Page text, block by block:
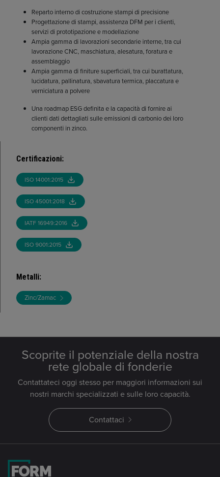
Reparto interno di costruzione stampi di precisione
Progettazione di stampi, assistenza DFM per i clienti,
servizi di prototipazione e modellazione
Ampia gamma di lavorazioni secondarie interne, tra cui
lavorazione CNC, maschiatura, alesatura, foratura e
assemblaggio
Ampia gamma di finiture superficiali, tra cui burattatura,
lucidatura, pallinatura, sbavatura termica, placcatura e
verniciatura a polvere
Una roadmap ESG definita e la capacità di fornire ai
clienti dati dettagliati sulle emissioni di carbonio dei loro
componenti in zinco.
Certificazioni:
ISO 14001:2015
ISO 45001:2018
IATF 16949:2016
ISO 9001:2015
Metalli:
Zinc/Zamac
Scoprite il potenziale della nostra
rete globale di fonderie
Contattateci oggi stesso per maggiori informazioni sui
nostri marchi specializzati e sulle loro capacità.
Contattaci